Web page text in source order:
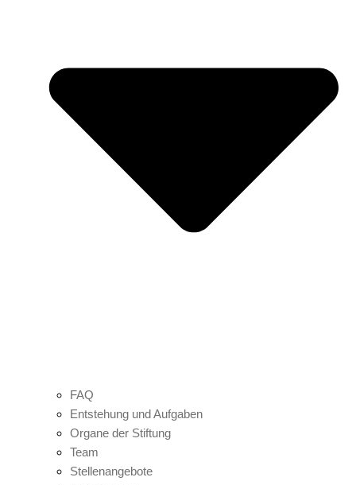
FAQ
Entstehung und Aufgaben
Organe der Stiftung
Team
Stellenangebote